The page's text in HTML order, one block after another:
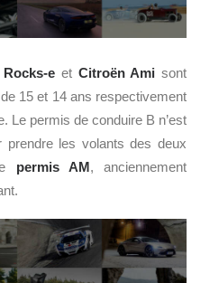
e et Citroën Ami sont
15 et 14 ans respectivement
Le permis de conduire B n’est
prendre les volants des deux
permis AM, anciennement